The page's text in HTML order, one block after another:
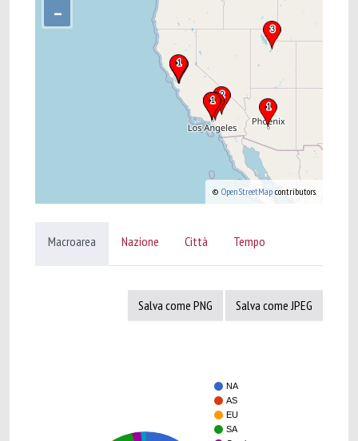
–
© OpenStreetMap contributors.
Macroarea Nazione Città Tempo
Salva come PNG Salva come JPEG
NA
AS
EU
SA